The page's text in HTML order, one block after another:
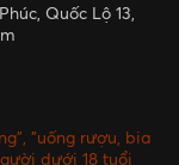
Quốc Lộ 13,
"uống rượu, bia
dưới 18 tuổi